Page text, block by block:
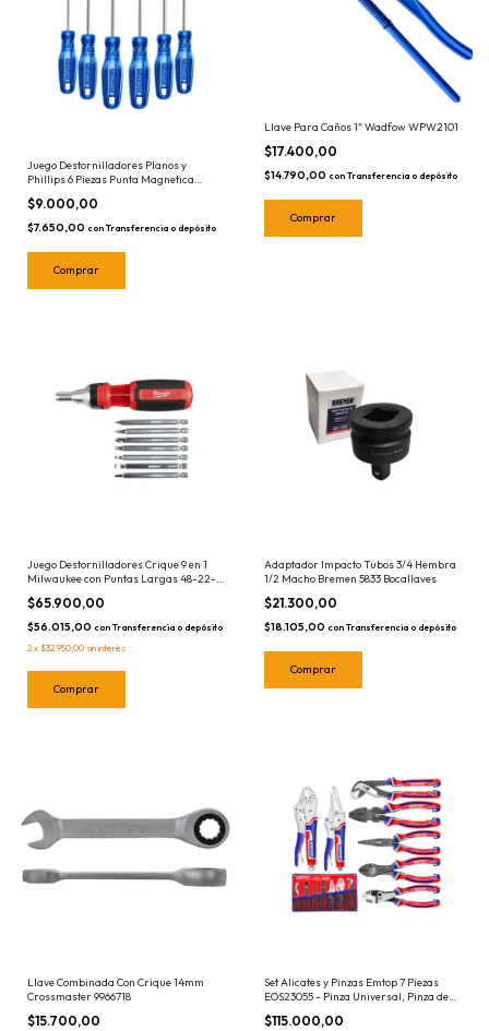
Juego Destornilladores Planos y
Phillips 6 Piezas Punta Magnetica
Wadfow WSS2206
$9.000,00
$7.650,00 con Transferencia o depósito
Llave Para Caños 1" Wadfow WPW2101
$17.400,00
$14.790,00 con Transferencia o depósito
Juego Destornilladores Crique 9 en 1
Milwaukee con Puntas Largas 48-22-
$65.900,00
$56.015,00 con Transferencia o depósito
2 x $32.950,00 sin interés
Adaptador Impacto Tubos 3/4 Hembra
1/2 Macho Bremen 5833 Bocallaves
$21.300,00
$18.105,00 con Transferencia o depósito
Llave Combinada Con Crique 14mm
Crossmaster 9966718
$15.700,00
Set Alicates y Pinzas Emtop 7 Piezas
EOS23055 - Pinza Universal, Pinza de
Punta, Pinza Perro, Alicate, Pico Loro
$115.000,00